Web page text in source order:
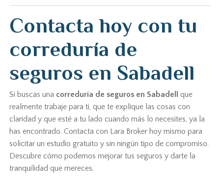
Contacta hoy con tu
correduría de
seguros en Sabadell
Si buscas una correduría de seguros en Sabadell
que
realmente trabaje para ti, que te explique las cosas con
claridad y que esté a tu lado cuando más lo necesites, ya la
has encontrado. Contacta con Lara Broker hoy mismo para
solicitar un estudio gratuito y sin ningún tipo de compromiso.
Descubre cómo podemos mejorar tus seguros y darte la
tranquilidad que mereces.